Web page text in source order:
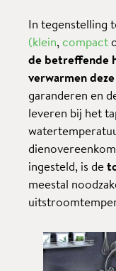
In tegenstelling
(klein,compact
de betreffende
verwarmen
garanderen en
leveren bij het
ingesteld, is de
meestal